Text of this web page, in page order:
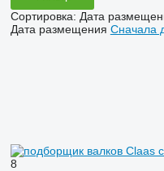
Сортировка: Дата
Дата размещения Сначала
8